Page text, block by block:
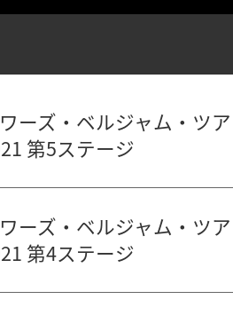
ーズ・ベルジャム・ツア
第5ステージ
ーズ・ベルジャム・ツア
第4ステージ